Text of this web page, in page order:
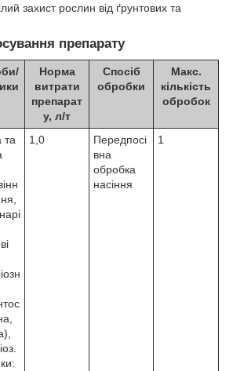
захист рослин від ґрунтових та
препарату
Норма
витрати
препарат
у, л/т
Спосіб
обробки
Макс.
кількість
обробок
та
1,0
Передпосі
вна
обробка
насіння
1